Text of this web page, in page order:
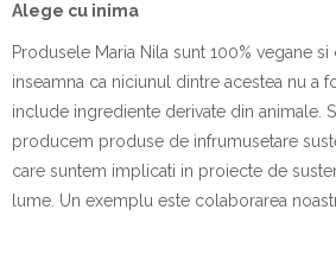
Alege cu inima
Produsele Maria Nila sunt 100% vegane
inseamna ca niciunul dintre acestea nu a
include ingrediente derivate din animale.
producem produse de infrumusetare
care suntem implicati in proiecte de
lume. Un exemplu este colaborarea